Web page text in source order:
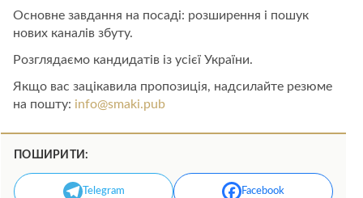
Основне завдання на посаді: розширення і пошук
нових каналів збуту.
Розглядаємо кандидатів із усієї України.
Якщо вас зацікавила пропозиція, надсилайте резюме
на пошту: info@smaki.pub
ПОШИРИТИ:
Telegram Facebook